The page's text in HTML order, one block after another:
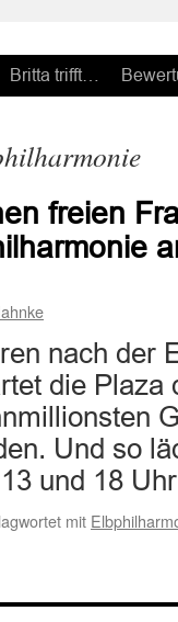
Britta trifft…
freien
nach der
die Plaza
Und so
13 und 18
mit